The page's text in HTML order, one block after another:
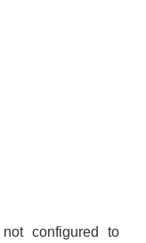
configured to